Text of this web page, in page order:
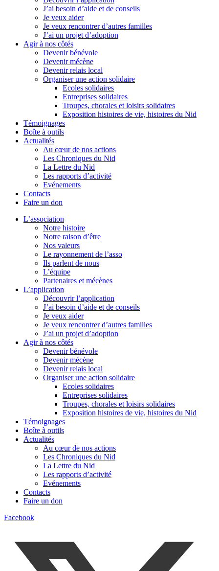
J’ai besoin d’aide et de conseils
Je veux aider
Je veux rencontrer d’autres familles
J’ai un projet d’adoption
Agir à nos côtés
Devenir bénévole
Devenir mécène
Devenir relais local
Organiser une action solidaire
Ecoles solidaires
Entreprises solidaires
Troupes, chorales et loisirs solidaires
Exposition histoires de vie, histoires du Nid
Témoignages
Boîte à outils
Actualités
Au cœur de nos actions
Les Chroniques du Nid
La Lettre du Nid
Les rapports d’activité
Evénements
Contacts
Faire un don
L’association
Notre histoire
Notre raison d’être
Nos valeurs
Le rayonnement de l’asso
Ils parlent de nous
L’équipe
Partenaires et mécènes
L’application
Découvrir l’application
J’ai besoin d’aide et de conseils
Je veux aider
Je veux rencontrer d’autres familles
J’ai un projet d’adoption
Agir à nos côtés
Devenir bénévole
Devenir mécène
Devenir relais local
Organiser une action solidaire
Ecoles solidaires
Entreprises solidaires
Troupes, chorales et loisirs solidaires
Exposition histoires de vie, histoires du Nid
Témoignages
Boîte à outils
Actualités
Au cœur de nos actions
Les Chroniques du Nid
La Lettre du Nid
Les rapports d’activité
Evénements
Contacts
Faire un don
Facebook